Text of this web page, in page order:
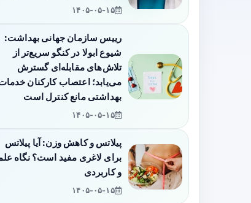
۱۴۰۵-۰۵-۱۵
رییس سازمان جهانی بهداشت:
شیوع ابولا در کنگو سریع‌تر از
تلاش‌های مقابله‌ای گسترش
می‌یابد؛ اعتصاب کارکنان
بهداشتی مانع کنترل است
۱۴۰۵-۰۵-۱۵
پیلاتس و کاهش وزن: آیا پیلاتس
برای لاغری مفید است؟ نگاه
و کاربردی
۱۴۰۵-۰۵-۱۵